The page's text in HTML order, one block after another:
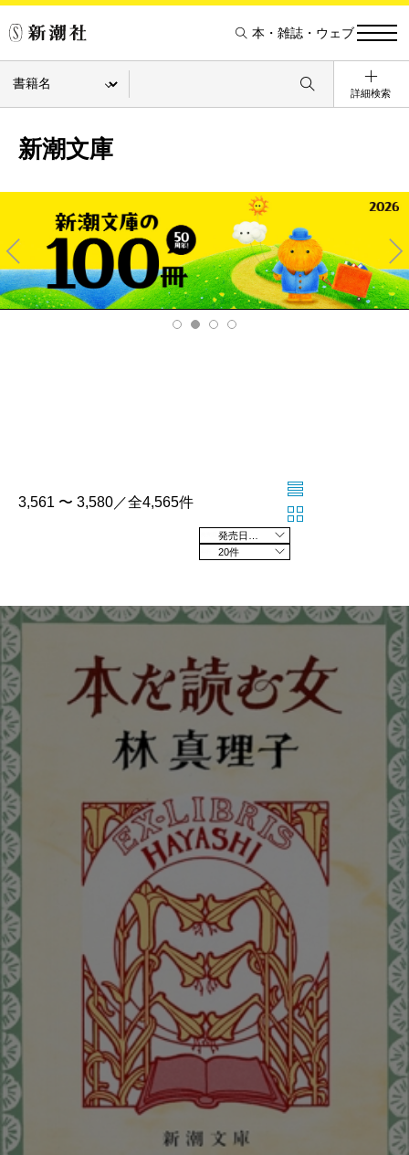
本・雑誌・ウェブ
詳細検索
新潮文庫
Pre
v
Ne
xt
3,561 〜 3,580／全4,565件
20件